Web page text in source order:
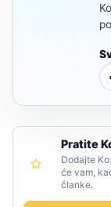
Pratite
Dodajte
će vam,
članke.